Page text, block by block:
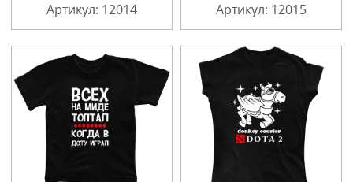
Артикул: 12014 Артикул: 12015